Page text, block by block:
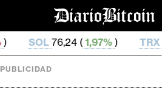
( 1,97%) TRX0,329 398 (
PUBLICIDAD